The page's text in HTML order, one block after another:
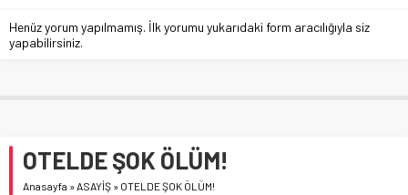
Henüz yorum yapılmamış. İlk yorumu yukarıdaki form aracılığıyla siz
yapabilirsiniz.
OTELDE ŞOK ÖLÜM!
Anasayfa » ASAYİŞ » OTELDE ŞOK ÖLÜM!